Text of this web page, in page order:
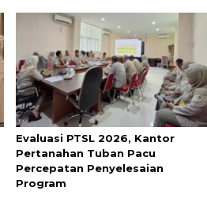
Evaluasi PTSL 2026, Kantor
Pertanahan Tuban Pacu
Percepatan Penyelesaian
Program